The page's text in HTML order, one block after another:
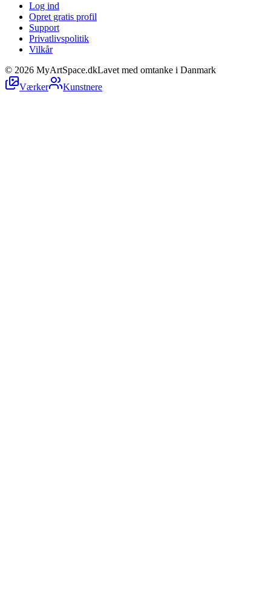
Log ind
Opret gratis profil
Support
Privatlivspolitik
Vilkår
© 2026 MyArtSpace.dkLavet med omtanke i Danmark
Værker
Kunstnere